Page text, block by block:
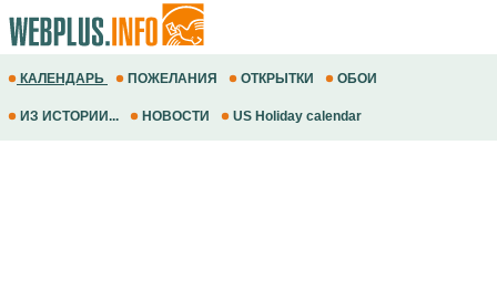
КАЛЕНДАРЬ ПОЖЕЛАНИЯ ОТКРЫТКИ ОБОИ
ИЗ ИСТОРИИ... НОВОСТИ US Holiday calendar